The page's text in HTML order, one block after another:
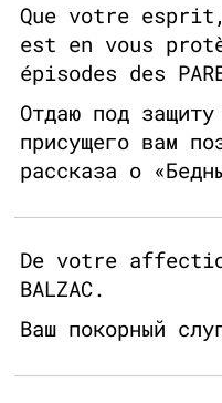
Que votre
est en vous
épisodes des
Отдаю под
присущего вам
рассказа о
De votre
BALZAC.
Ваш покорный